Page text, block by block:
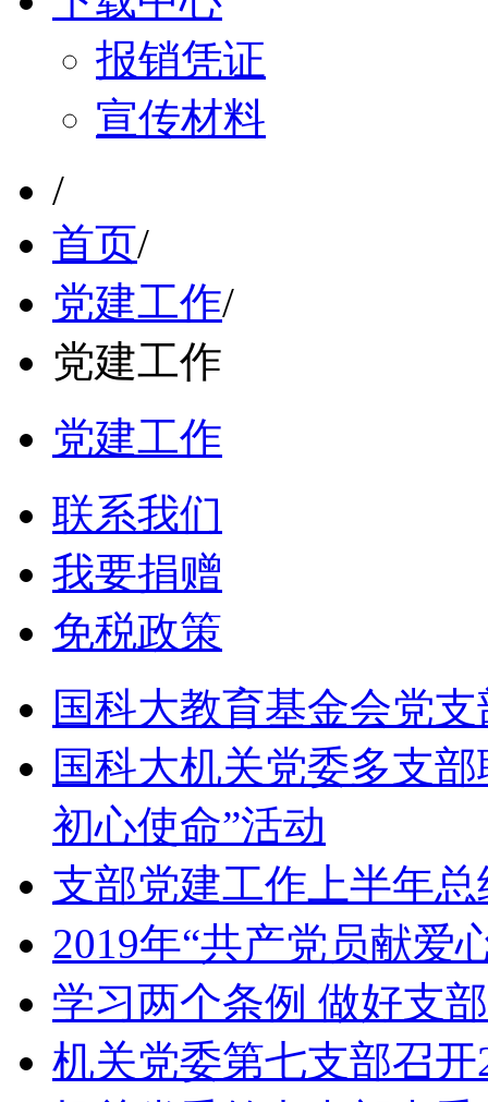
报销凭证
宣传材料
/
首页/
党建工作/
党建工作
党建工作
联系我们
我要捐赠
免税政策
国科大教育基金会党
国科大机关党委多支
初心使命”活动
支部党建工作上半年总
2019年“共产党员献爱
学习两个条例 做好支
机关党委第七支部召